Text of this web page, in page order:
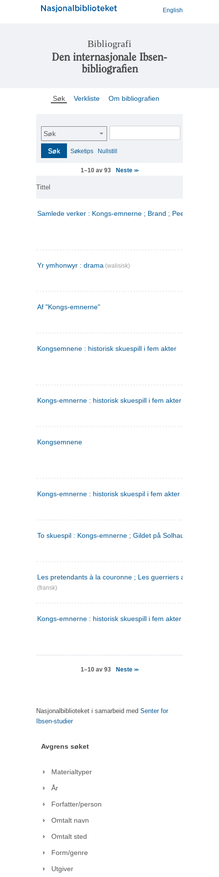
English
Bibliografi
Den internasjonale Ibsen-
bibliografien
Søk Verkliste Om bibliografien
Søk
Søk Søketips Nullstill
1–10 av 93 Neste>>
Tittel
Samlede verker : Kongs-emnerne ; Brand ; Peer Gynt. 2
Yr ymhonwyr : drama (walisisk)
Af "Kongs-emnerne"
Kongsemnene : historisk skuespill i fem akter
Kongs-emnerne : historisk skuespill i fem akter
Kongsemnene
Kongs-emnerne : historisk skuespil i fem akter
To skuespil : Kongs-emnerne ; Gildet på Solhaug
Les pretendants à la couronne ; Les guerriers a Helgeland
(fransk)
Kongs-emnerne : historisk skuespill i fem akter
1–10 av 93 Neste>>
Nasjonalbiblioteket i samarbeid med Senter for
Ibsen-studier
Avgrens søket
Materialtyper
År
Forfatter/person
Omtalt navn
Omtalt sted
Form/genre
Utgiver